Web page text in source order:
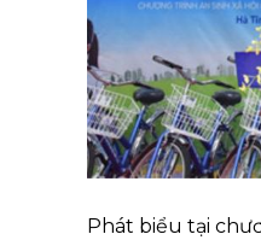
Phát biểu tại